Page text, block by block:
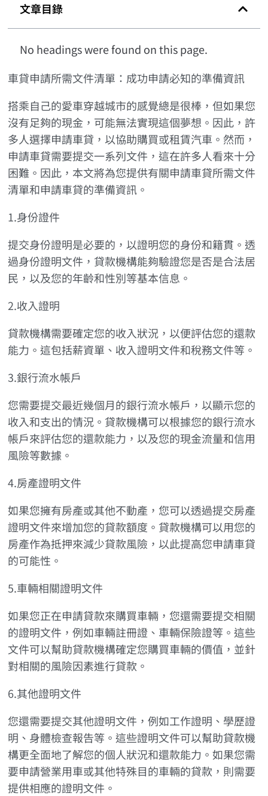
文章目錄
No headings were found on this page.
車貸申請所需文件清單：成功申請必知的準備資訊
搭乘自己的愛車穿越城市的感覺總是很棒，但如果您
沒有足夠的現金，可能無法實現這個夢想。因此，許
多人選擇申請車貸，以協助購買或租賃汽車。然而，
申請車貸需要提交一系列文件，這在許多人看來十分
困難。因此，本文將為您提供有關申請車貸所需文件
清單和申請車貸的準備資訊。
1.身份證件
提交身份證明是必要的，以證明您的身份和籍貫。透
過身份證明文件，貸款機構能夠驗證您是否是合法居
民，以及您的年齡和性別等基本信息。
2.收入證明
貸款機構需要確定您的收入狀況，以便評估您的還款
能力。這包括薪資單、收入證明文件和稅務文件等。
3.銀行流水帳戶
您需要提交最近幾個月的銀行流水帳戶，以顯示您的
收入和支出的情況。貸款機構可以根據您的銀行流水
帳戶來評估您的還款能力，以及您的現金流量和信用
風險等數據。
4.房產證明文件
如果您擁有房產或其他不動產，您可以透過提交房產
證明文件來增加您的貸款額度。貸款機構可以用您的
房產作為抵押來減少貸款風險，以此提高您申請車貸
的可能性。
5.車輛相關證明文件
如果您正在申請貸款來購買車輛，您還需要提交相關
的證明文件，例如車輛註冊證、車輛保險證等。這些
文件可以幫助貸款機構確定您購買車輛的價值，並針
對相關的風險因素進行貸款。
6.其他證明文件
您還需要提交其他證明文件，例如工作證明、學歷證
明、身體檢查報告等。這些證明文件可以幫助貸款機
構更全面地了解您的個人狀況和還款能力。如果您需
要申請營業用車或其他特殊目的車輛的貸款，則需要
提供相應的證明文件。